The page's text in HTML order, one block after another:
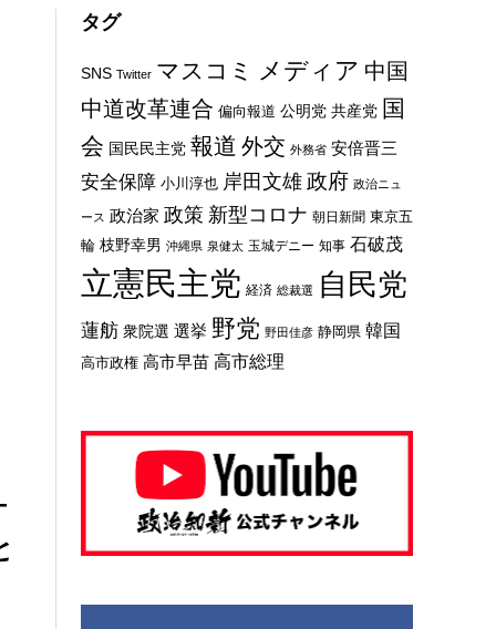
タグ
SNS Twitter マスコミ メディア 中国
中道改革連合 偏向報道 公明党 共産党 国
会 国民民主党 報道 外交 外務省 安倍晋三
安全保障 小川淳也 岸田文雄 政府 政治ニュ
ース 政治家 政策 新型コロナ 朝日新聞 東京五
輪 枝野幸男 沖縄県 泉健太 玉城デニー 知事 石破茂
立憲民主党 経済 総裁選 自民党
蓮舫 衆院選 選挙 野党 野田佳彦 静岡県 韓国
高市政権 高市早苗 高市総理